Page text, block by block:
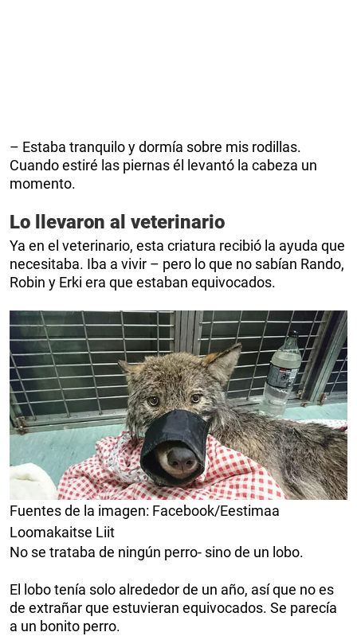
– Estaba tranquilo y dormía sobre mis rodillas.
Cuando estiré las piernas él levantó la cabeza un
momento.
Lo llevaron al veterinario
Ya en el veterinario, esta criatura recibió la ayuda que
necesitaba. Iba a vivir – pero lo que no sabían Rando,
Robin y Erki era que estaban equivocados.
Fuentes de la imagen: Facebook/Eestimaa
Loomakaitse Liit
No se trataba de ningún perro- sino de un lobo.
El lobo tenía solo alrededor de un año, así que no es
de extrañar que estuvieran equivocados. Se parecía
a un bonito perro.